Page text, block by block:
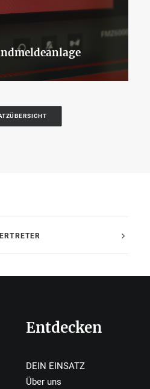
Entdecken
DEIN EINSATZ
Über uns